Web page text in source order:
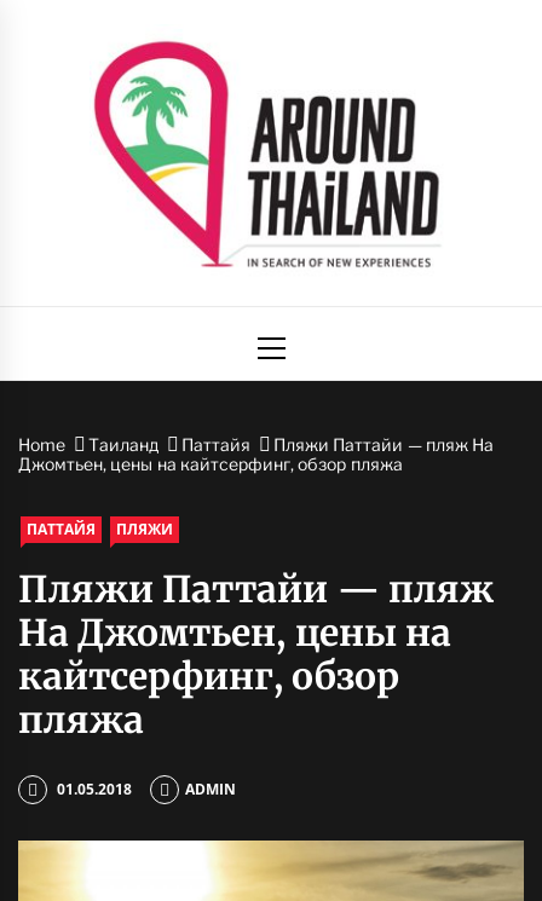
Таиланда
Menu
Home Таиланд Паттайя
Пляжи Паттайи — пляж На
Джомтьен, цены на кайтсерфинг, обзор пляжа
ПАТТАЙЯ ПЛЯЖИ
Пляжи Паттайи — пляж
На Джомтьен, цены на
кайтсерфинг, обзор
пляжа
01.05.2018 ADMIN